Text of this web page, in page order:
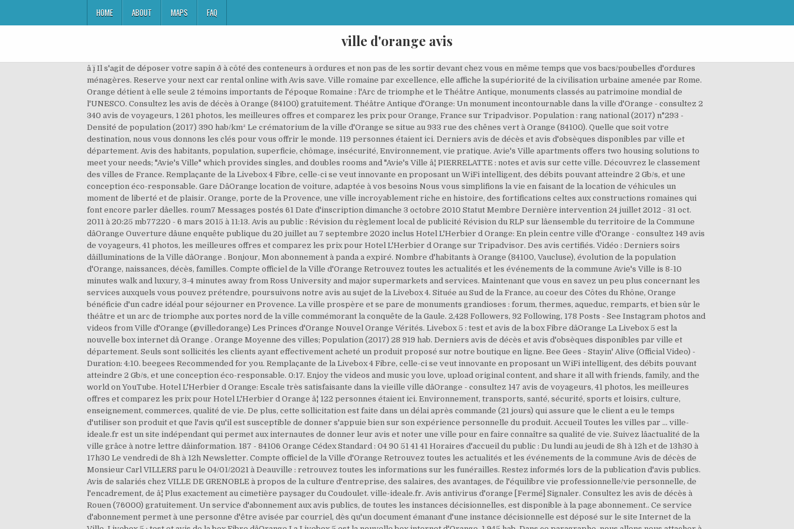
HOME ABOUT MAPS FAQ
ville d'orange avis
â ï¸ Il s'agit de déposer votre sapin ð à côté des conteneurs à ordures et non pas de les sortir devant chez vous en même temps que vos bacs/poubelles d'ordures
ménagères. Reserve your next car rental online with Avis save. Ville romaine par excellence, elle affiche la supériorité de la civilisation urbaine amenée par Rome.
Orange détient à elle seule 2 témoins importants de l'époque Romaine : l'Arc de triomphe et le Théâtre Antique, monuments classés au patrimoine mondial de
l'UNESCO. Consultez les avis de décès à Orange (84100) gratuitement. Théâtre Antique d'Orange: Un monument incontournable dans la ville d'Orange - consultez 2
340 avis de voyageurs, 1 261 photos, les meilleures offres et comparez les prix pour Orange, France sur Tripadvisor. Population : rang national (2017) n°293 -
Densité de population (2017) 390 hab/km² Le crématorium de la ville d'Orange se situe au 933 rue des chênes vert à Orange (84100). Quelle que soit votre
destination, nous vous donnons les clés pour vous offrir le monde. 119 personnes étaient ici. Derniers avis de décès et avis d'obsèques disponibles par ville et
département. Avis des habitants, population, superficie, chômage, insécurité, Environnement, vie pratique. Avie's Ville apartments offers two housing solutions to
meet your needs; "Avie's Ville" which provides singles, and doubles rooms and "Avie's Ville â¦ PIERRELATTE : notes et avis sur cette ville. Découvrez le classement
des villes de France. Remplaçante de la Livebox 4 Fibre, celle-ci se veut innovante en proposant un WiFi intelligent, des débits pouvant atteindre 2 Gb/s, et une
conception éco-responsable. Gare DâOrange location de voiture, adaptée à vos besoins Nous vous simplifions la vie en faisant de la location de véhicules un
moment de liberté et de plaisir. Orange, porte de la Provence, une ville incroyablement riche en histoire, des fortifications celtes aux constructions romaines qui
font encore parler dâelles. roum7 Messages postés 61 Date d'inscription dimanche 3 octobre 2010 Statut Membre Dernière intervention 24 juillet 2012 - 31 oct.
2011 à 20:25 mb77220 - 6 mars 2015 à 11:13. Avis au public : Révision du règlement local de publicité Révision du RLP sur lâensemble du territoire de la Commune
dâOrange Ouverture dâune enquête publique du 20 juillet au 7 septembre 2020 inclus Hotel L'Herbier d Orange: En plein centre ville d'Orange - consultez 149 avis
de voyageurs, 41 photos, les meilleures offres et comparez les prix pour Hotel L'Herbier d Orange sur Tripadvisor. Des avis certifiés. Vidéo : Derniers soirs
dâilluminations de la Ville dâOrange . Bonjour, Mon abonnement à panda a expiré. Nombre d'habitants à Orange (84100, Vaucluse), évolution de la population
d'Orange, naissances, décès, familles. Compte officiel de la Ville d'Orange Retrouvez toutes les actualités et les événements de la commune Avie's Ville is 8-10
minutes walk and luxury, 3-4 minutes away from Ross University and major supermarkets and services. Maintenant que vous en savez un peu plus concernant les
services auxquels vous pouvez prétendre, poursuivons notre avis au sujet de la Livebox 4. Située au Sud de la France, au coeur des Côtes du Rhône, Orange
bénéficie d'un cadre idéal pour séjourner en Provence. La ville prospère et se pare de monuments grandioses : forum, thermes, aqueduc, remparts, et bien sûr le
théâtre et un arc de triomphe aux portes nord de la ville commémorant la conquête de la Gaule. 2,428 Followers, 92 Following, 178 Posts - See Instagram photos and
videos from Ville d'Orange (@villedorange) Les Princes d'Orange Nouvel Orange Vérités. Livebox 5 : test et avis de la box Fibre dâOrange La Livebox 5 est la
nouvelle box internet dâ Orange . Orange Moyenne des villes; Population (2017) 28 919 hab. Derniers avis de décès et avis d'obsèques disponibles par ville et
département. Seuls sont sollicités les clients ayant effectivement acheté un produit proposé sur notre boutique en ligne. Bee Gees - Stayin' Alive (Official Video) -
Duration: 4:10. beegees Recommended for you. Remplaçante de la Livebox 4 Fibre, celle-ci se veut innovante en proposant un WiFi intelligent, des débits pouvant
atteindre 2 Gb/s, et une conception éco-responsable. 0:17. Enjoy the videos and music you love, upload original content, and share it all with friends, family, and the
world on YouTube. Hotel L'Herbier d Orange: Escale très satisfaisante dans la vieille ville dâOrange - consultez 147 avis de voyageurs, 41 photos, les meilleures
offres et comparez les prix pour Hotel L'Herbier d Orange â¦ 122 personnes étaient ici. Environnement, transports, santé, sécurité, sports et loisirs, culture,
enseignement, commerces, qualité de vie. De plus, cette sollicitation est faite dans un délai après commande (21 jours) qui assure que le client a eu le temps
d'utiliser son produit et que l'avis qu'il est susceptible de donner s'appuie bien sur son expérience personnelle du produit. Accueil Toutes les villes par ... ville-
ideale.fr est un site indépendant qui permet aux internautes de donner leur avis et noter une ville pour en faire connaître sa qualité de vie. Suivez lâactualité de la
ville grâce à notre lettre dâinformation. 187 - 84106 Orange Cédex Standard : 04 90 51 41 41 Horaires d'accueil du public : Du lundi au jeudi de 8h à 12h et de 13h30 à
17h30 Le vendredi de 8h à 12h Newsletter. Compte officiel de la Ville d'Orange Retrouvez toutes les actualités et les événements de la commune Avis de décès de
Monsieur Carl VILLERS paru le 04/01/2021 à Deauville : retrouvez toutes les informations sur les funérailles. Restez informés lors de la publication d'avis publics.
Avis de salariés chez VILLE DE GRENOBLE à propos de la culture d'entreprise, des salaires, des avantages, de l'équilibre vie professionnelle/vie personnelle, de
l'encadrement, de â¦ Plus exactement au cimetière paysager du Coudoulet. ville-ideale.fr. Avis antivirus d'orange [Fermé] Signaler. Consultez les avis de décès à
Rouen (76000) gratuitement. Un service d'abonnement aux avis publics, de toutes les instances décisionnelles, est disponible à la page abonnement.. Ce service
d'abonnement permet à une personne d'être avisée par courriel, dès qu'un document émanant d'une instance décisionnelle est déposé sur le site Internet de la